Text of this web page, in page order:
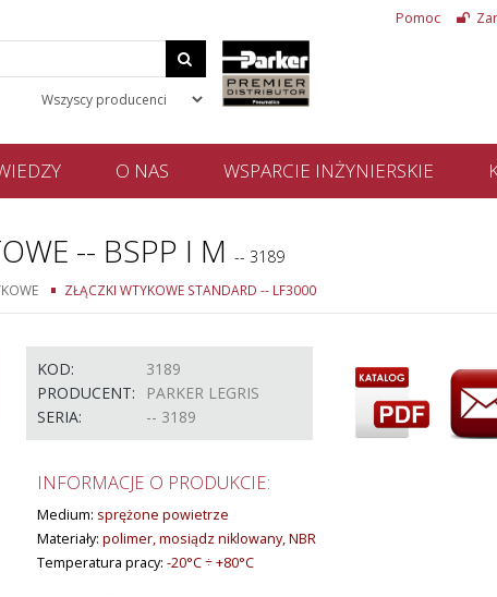
Pomoc
O NAS WSPARCIE INŻYNIERSKIE
-- BSPP I M -- 3189
ZŁĄCZKI WTYKOWE STANDARD -- LF3000
KOD:
3189
PRODUCENT:
PARKER LEGRIS
SERIA:
-- 3189
INFORMACJE O PRODUKCIE:
Medium: sprężone powietrze
Materiały: polimer, mosiądz niklowany,NBR
Temperatura pracy: -20°C ÷ +80°C